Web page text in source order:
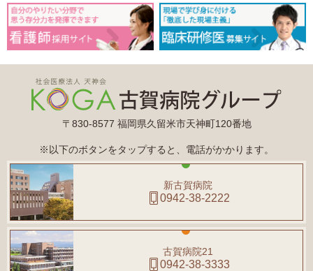
〒830-8577 福岡県久留米市天神町120番地
※以下のボタンをタップすると、電話がかかります。
新古賀病院
0942-38-2222
古賀病院21
0942-38-3333